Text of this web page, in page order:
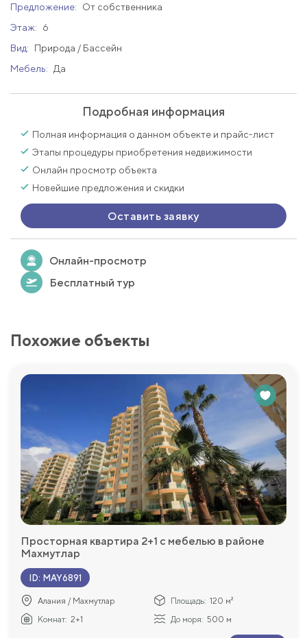
Предложение:
От собственника
Этаж:
6
Вид:
Природа / Бассейн
Мебель:
Да
Подробная информация
Полная информация о данном объекте и прайс-лист
Этапы процедуры приобретения недвижимости
Онлайн просмотр объекта
Новейшие предложения и скидки
Оставить заявку
Онлайн-просмотр
Бесплатный тур
Похожие объекты
Просторная квартира 2+1 с мебелью в районе
Махмутлар
ID: MAY6891
Алания / Махмутлар Площадь: 120 м²
Комнат: 2+1 До моря: 500 м